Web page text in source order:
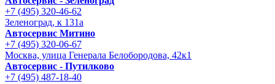
+7 (495) 320-46-62
Зеленоград, к 131а
Автосервис Митино
+7 (495) 320-06-67
Москва, улица Генерала Белобородова, 42к1
Автосервис - Путилково
+7 (495) 487-18-40